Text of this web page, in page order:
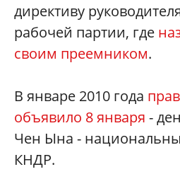
директиву
рабочей партии, где
своим преемником.
В январе 2010 года
объявило 8 января -
Чен Ына -
КНДР.